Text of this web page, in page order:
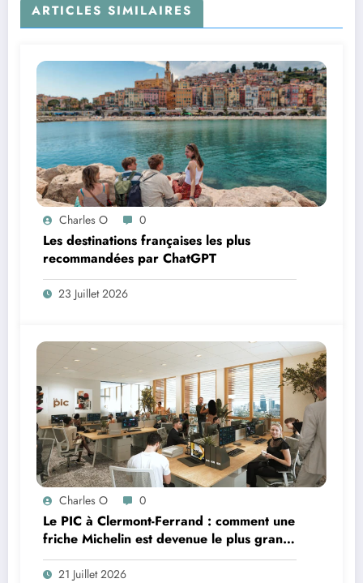
ARTICLES SIMILAIRES
Charles O 0
Les destinations françaises les plus
recommandées par ChatGPT
23 Juillet 2026
Charles O 0
Le PIC à Clermont-Ferrand : comment une
friche Michelin est devenue le plus grand
coworking de France ?
21 Juillet 2026